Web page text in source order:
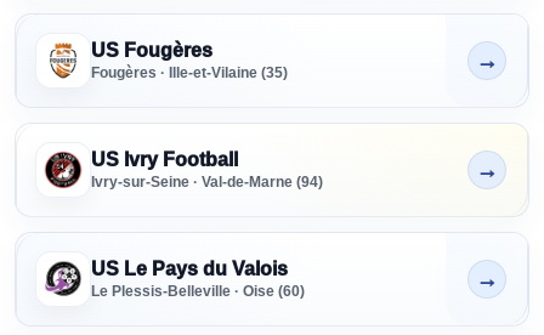
US Fougères
Fougères · Ille-et-Vilaine (35)
Non indiqué
→
US Ivry Football
Ivry-sur-Seine · Val-de-Marne (94)
Non indiqué
→
US Le Pays du Valois
Le Plessis-Belleville · Oise (60)
Non indiqué
→